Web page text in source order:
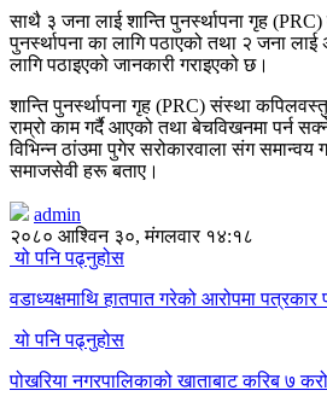
साथै ३ जना लाई शान्ति पुनर्स्थापना गृह (PRC)
पुनर्स्थापना का लागि पठाएको तथा २ जना लाई
लागि पठाइएको जानकारी गराइएको छ।
शान्ति पुनर्स्थापना गृह (PRC) संस्था
राम्रो काम गर्दै आएको तथा बेचविखनमा पर्न
विभिन्न ठांउमा पुगेर सरोकारवाला संग समान्वय
समाजसेवी हरू बताए।
admin
२०८० आश्विन ३०, मंगलवार १४:१८
यो पनि पढ्नुहोस
वडाध्यक्षमाथि हातपात गरेको आरोपमा पत्रकार
यो पनि पढ्नुहोस
पोखरिया नगरपालिकाको खाताबाट करिब ७